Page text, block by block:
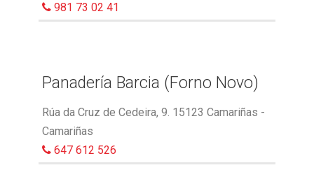
981 73 02 41
Panadería Barcia (Forno Novo)
Rúa da Cruz de Cedeira, 9. 15123 Camariñas -
Camariñas
647 612 526